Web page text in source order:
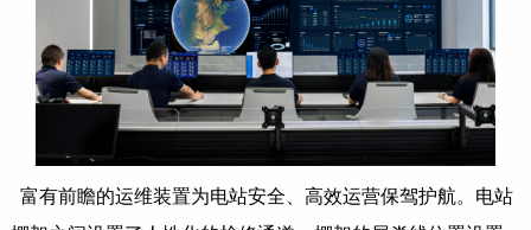
富有前瞻的运维装置为电站安全、高效运营保驾护航。电站